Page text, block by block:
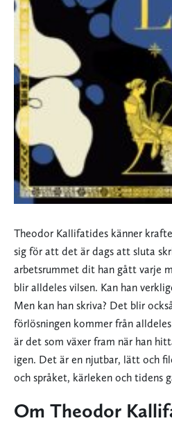
Theodor Kallifatides känner
sig för att det är dags att sluta
arbetsrummet dit han gått varje
blir alldeles vilsen. Kan han
Men kan han skriva? Det blir
förlösningen kommer från
är det som växer fram när han
igen. Det är en njutbar, lätt och
och språket, kärleken och tidens
Om Theodor